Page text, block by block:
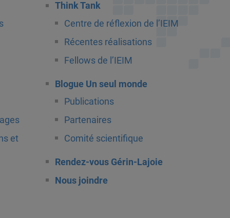
et
Think Tank
Centre de réflexion de l’IEIM
Récentes réalisations
Fellows de l’IEIM
Blogue Un seul monde
Publications
Partenaires
Comité scientifique
Rendez-vous Gérin-Lajoie
Nous joindre